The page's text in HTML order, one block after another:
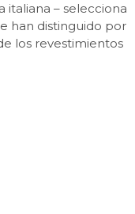
italiana – selecciona
han distinguido por
los revestimientos